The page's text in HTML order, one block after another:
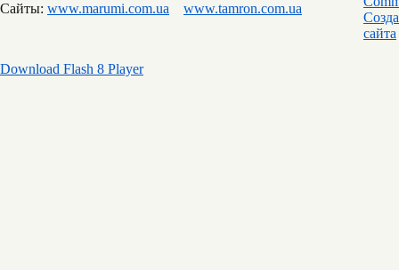
Сайты: www.marumi.com.ua www.tamron.com.ua
Download Flash 8 Player